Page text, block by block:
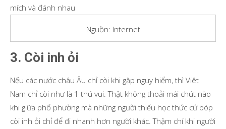
mích và đánh nhau
Nguồn: Internet
3. Còi inh ỏi
Nếu các nước châu Âu chỉ còi khi gặp nguy hiểm, thì Viêt
Nam chỉ còi như là 1 thú vui. Thật không thoải mái chút nào
khi giữa phố phường mà những người thiếu học thức cứ bóp
còi inh ỏi chỉ để đi nhanh hơn người khác. Thậm chí khi người